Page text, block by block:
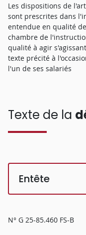
Les dispositions de
sont prescrites dans
entendue en qualité
chambre de
qualité à agir
texte précité à
l'un de ses salariés
Texte de la
Entête
N° G 25-85.460 FS-B